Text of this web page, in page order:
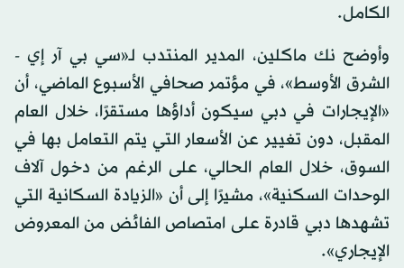
الكامل.
وأوضح نك ماكلين، المدير المنتدب لـ«سي بي آر إي -
الشرق الأوسط»، في مؤتمر صحافي الأسبوع الماضي، أن
«الإيجارات في دبي سيكون أداؤها مستقرًا، خلال العام
المقبل، دون تغيير عن الأسعار التي يتم التعامل بها في
السوق، خلال العام الحالي، على الرغم من دخول آلاف
الوحدات السكنية»، مشيرًا إلى أن «الزيادة السكانية التي
تشهدها دبي قادرة على امتصاص الفائض من المعروض
الإيجاري».